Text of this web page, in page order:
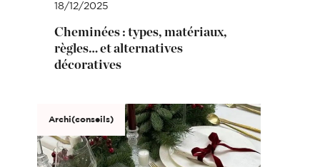
18/12/2025
Cheminées : types, matériaux,
règles… et alternatives
décoratives
Archi(conseils)